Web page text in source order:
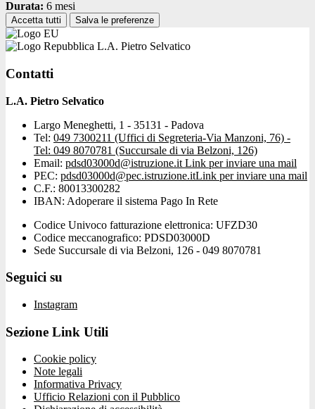
Durata: 6 mesi
Accetta tutti Salva le preferenze
L.A. Pietro Selvatico
Contatti
L.A. Pietro Selvatico
Largo Meneghetti, 1 - 35131 - Padova
Tel: 049 7300211 (Uffici di Segreteria-Via Manzoni, 76) -
Tel: 049 8070781 (Succursale di via Belzoni, 126)
Email: pdsd03000d@istruzione.it Link per inviare una mail
PEC: pdsd03000d@pec.istruzione.itLink per inviare una mail
C.F.: 80013300282
IBAN: Adoperare il sistema Pago In Rete
Codice Univoco fatturazione elettronica: UFZD30
Codice meccanografico: PDSD03000D
Sede Succursale di via Belzoni, 126 - 049 8070781
Seguici su
Instagram
Sezione Link Utili
Cookie policy
Note legali
Informativa Privacy
Ufficio Relazioni con il Pubblico